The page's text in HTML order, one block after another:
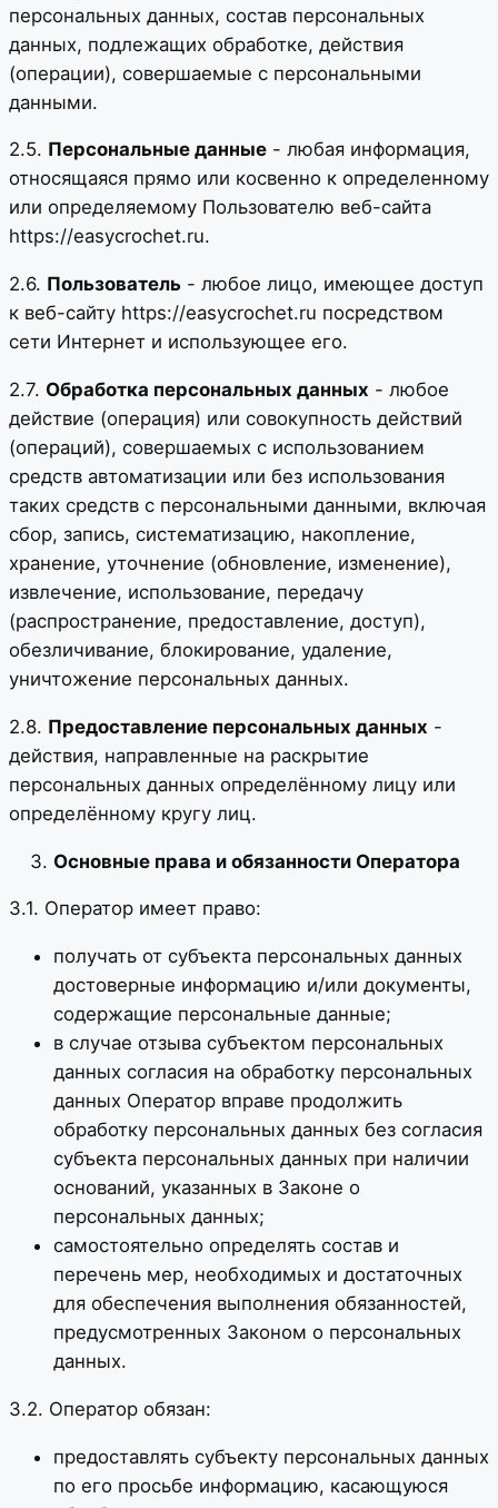
персональных данных, состав персональных
данных, подлежащих обработке, действия
(операции), совершаемые с персональными
данными.
2.5. Персональные данные - любая информация,
относящаяся прямо или косвенно к определенному
или определяемому Пользователю веб-сайта
https://easycrochet.ru.
2.6. Пользователь - любое лицо, имеющее доступ
к веб-сайту https://easycrochet.ru посредством
сети Интернет и использующее его.
2.7. Обработка персональных данных - любое
действие (операция) или совокупность действий
(операций), совершаемых с использованием
средств автоматизации или без использования
таких средств с персональными данными, включая
сбор, запись, систематизацию, накопление,
хранение, уточнение (обновление, изменение),
извлечение, использование, передачу
(распространение, предоставление, доступ),
обезличивание, блокирование, удаление,
уничтожение персональных данных.
2.8. Предоставление персональных данных -
действия, направленные на раскрытие
персональных данных определённому лицу или
определённому кругу лиц.
Основные права и обязанности Оператора
3.1. Оператор имеет право:
получать от субъекта персональных данных
достоверные информацию и/или документы,
содержащие персональные данные;
в случае отзыва субъектом персональных
данных согласия на обработку персональных
данных Оператор вправе продолжить
обработку персональных данных без согласия
субъекта персональных данных при наличии
оснований, указанных в Законе о
персональных данных;
самостоятельно определять состав и
перечень мер, необходимых и достаточных
для обеспечения выполнения обязанностей,
предусмотренных Законом о персональных
данных.
3.2. Оператор обязан:
предоставлять субъекту персональных данных
по его просьбе информацию, касающуюся